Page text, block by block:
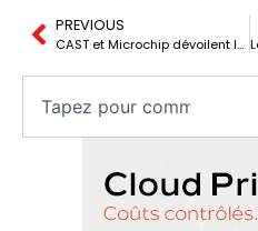
PREVIOUS
CAST et Microchip dévoilent le premier processeur RISC-V de sécurité fonctionnelle pour systèmes critiques